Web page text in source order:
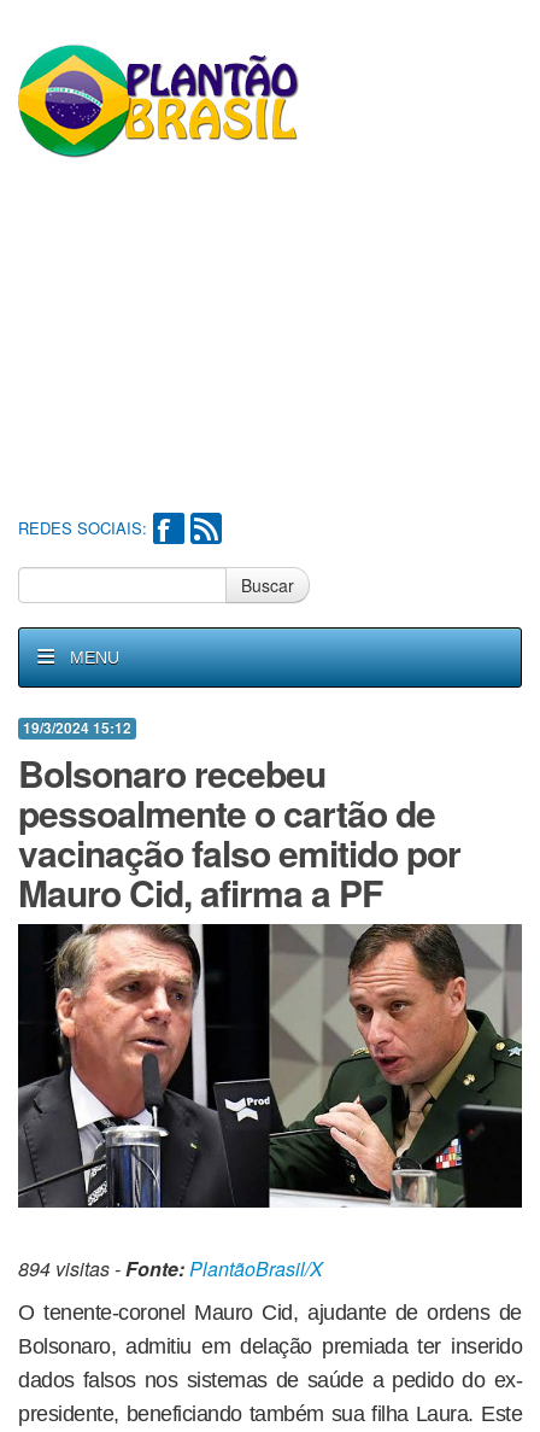
REDES SOCIAIS:
Buscar
MENU
19/3/2024 15:12
Bolsonaro recebeu
pessoalmente o cartão de
vacinação falso emitido por
Mauro Cid, afirma a PF
894 visitas -Fonte:PlantãoBrasil/X
O tenente-coronel Mauro Cid, ajudante de ordens de
Bolsonaro, admitiu em delação premiada ter inserido
dados falsos nos sistemas de saúde a pedido do ex-
presidente, beneficiando também sua filha Laura. Este